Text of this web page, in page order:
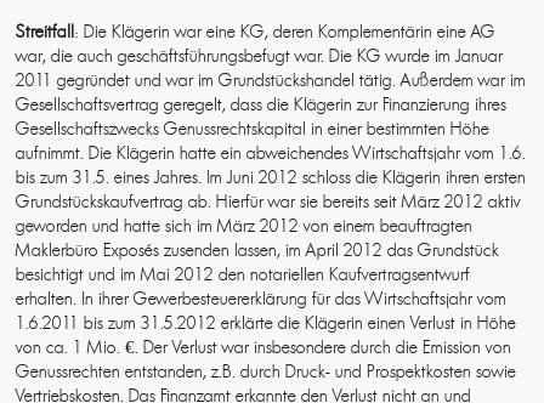
Streitfall : Die Klägerin war eine KG, deren Komplementärin eine AG
war, die auch geschäftsführungsbefugt war. Die KG wurde im Januar
2011 gegründet und war im Grundstückshandel tätig. Außerdem war im
Gesellschaftsvertrag geregelt, dass die Klägerin zur Finanzierung ihres
Gesellschaftszwecks Genussrechtskapital in einer bestimmten Höhe
aufnimmt. Die Klägerin hatte ein abweichendes Wirtschaftsjahr vom 1.6.
bis zum 31.5. eines Jahres. Im Juni 2012 schloss die Klägerin ihren ersten
Grundstückskaufvertrag ab. Hierfür war sie bereits seit März 2012 aktiv
geworden und hatte sich im März 2012 von einem beauftragten
Maklerbüro Exposés zusenden lassen, im April 2012 das Grundstück
besichtigt und im Mai 2012 den notariellen Kaufvertragsentwurf
erhalten. In ihrer Gewerbesteuererklärung für das Wirtschaftsjahr vom
1.6.2011 bis zum 31.5.2012 erklärte die Klägerin einen Verlust in Höhe
von ca. 1 Mio. €. Der Verlust war insbesondere durch die Emission von
Genussrechten entstanden, z.B. durch Druck- und Prospektkosten sowie
Vertriebskosten. Das Finanzamt erkannte den Verlust nicht an und